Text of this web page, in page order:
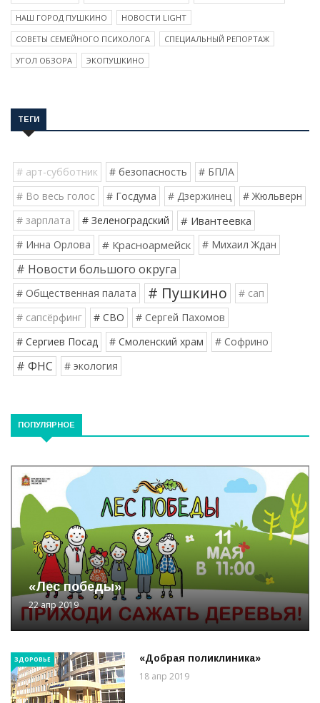
НАШ ГОРОД ПУШКИНО
НОВОСТИ LIGHT
СОВЕТЫ СЕМЕЙНОГО ПСИХОЛОГА
СПЕЦИАЛЬНЫЙ РЕПОРТАЖ
УГОЛ ОБЗОРА
ЭКОПУШКИНО
ТЕГИ
# арт-субботник # безопасность
# БПЛА
# Во весь голос
# Госдума # Дзержинец
# Жюльверн
# зарплата
# Зеленоградский # Ивантеевка
# Инна Орлова # Красноармейск # Михаил Ждан
# Новости большого округа
# Общественная палата # Пушкино
# сап
# сапсёрфинг
# СВО
# Сергей Пахомов
# Сергиев Посад
# Смоленский храм # Софрино
# ФНС # экология
ПОПУЛЯРНОЕ
«Лес победы»
22 апр 2019
ЗДОРОВЬЕ «Добрая поликлиника»
18 апр 2019